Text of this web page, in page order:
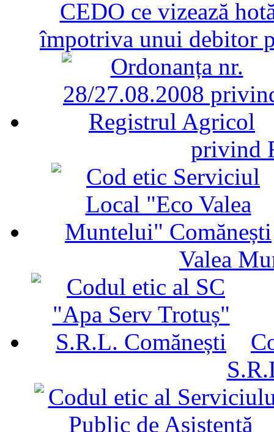
CEDO ce vizează
împotriva unui debitor
privind
Valea